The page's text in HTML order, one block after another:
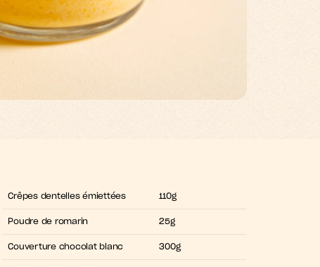
Crêpes dentelles émiettées 110g
Poudre de romarin 25g
Couverture chocolat blanc 300g